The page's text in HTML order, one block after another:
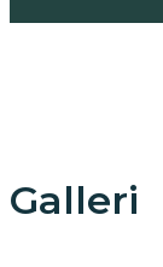
Galleri